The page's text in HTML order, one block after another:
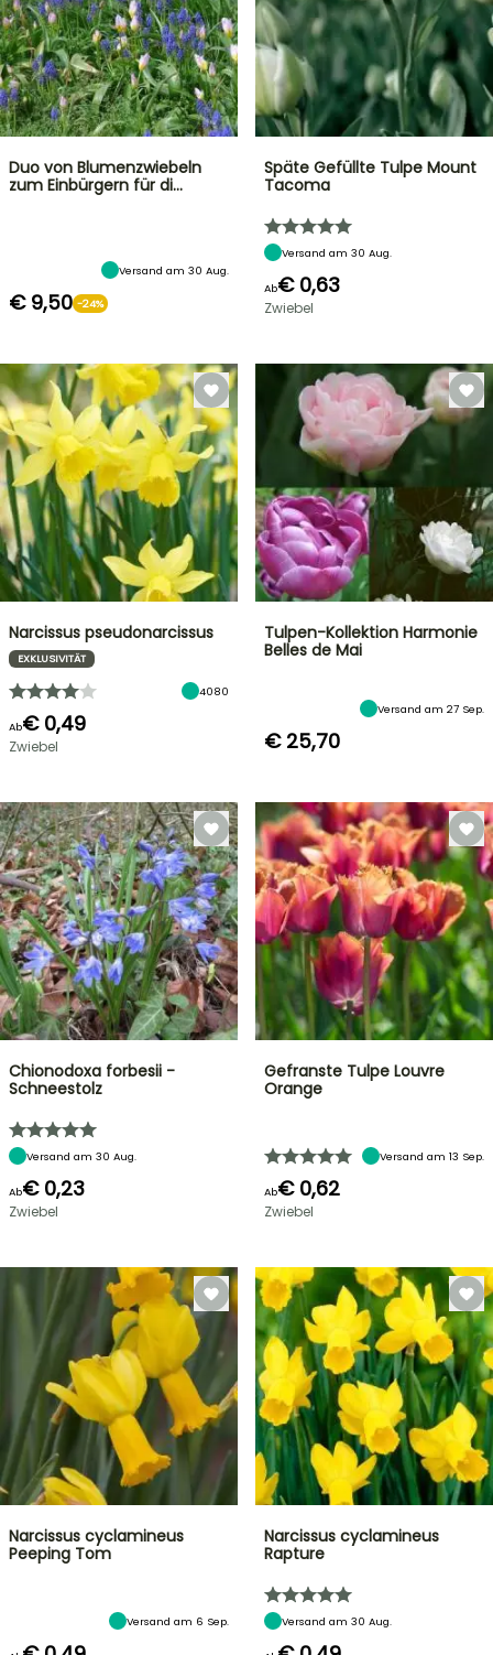
Duo von Blumenzwiebeln
zum Einbürgern für di…
Versand am 30 Aug.
€ 9,50 -24%
Späte Gefüllte Tulpe Mount
Tacoma
Versand am 30 Aug.
Ab€ 0,63
Zwiebel
Narcissus pseudonarcissus
EXKLUSIVITÄT
4080
Ab€ 0,49
Zwiebel
Tulpen-Kollektion Harmonie
Belles de Mai
Versand am 27 Sep.
€ 25,70
Chionodoxa forbesii -
Schneestolz
Versand am 30 Aug.
Ab€ 0,23
Zwiebel
Gefranste Tulpe Louvre
Orange
Versand am 13 Sep.
Ab€ 0,62
Zwiebel
Narcissus cyclamineus
Peeping Tom
Versand am 6 Sep.
Narcissus cyclamineus
Rapture
Versand am 30 Aug.